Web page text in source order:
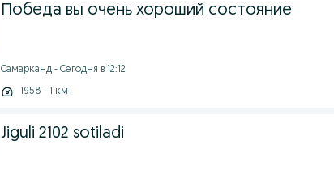
Победа вы очень хороший состояние
Самарканд - Сегодня в 12:12
1958 - 1 км
Jiguli 2102 sotiladi